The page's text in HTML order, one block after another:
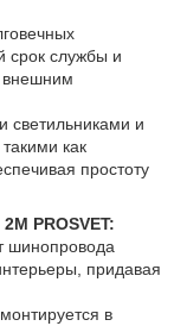
срок службы и
внешним
светильниками и
как
простоту
PROSVET:
шинопровода
придавая
в